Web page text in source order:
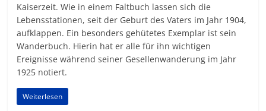
Kaiserzeit. Wie in einem Faltbuch lassen sich die
Lebensstationen, seit der Geburt des Vaters im Jahr 1904,
aufklappen. Ein besonders gehütetes Exemplar ist sein
Wanderbuch. Hierin hat er alle für ihn wichtigen
Ereignisse während seiner Gesellenwanderung im Jahr
1925 notiert.
Weiterlesen